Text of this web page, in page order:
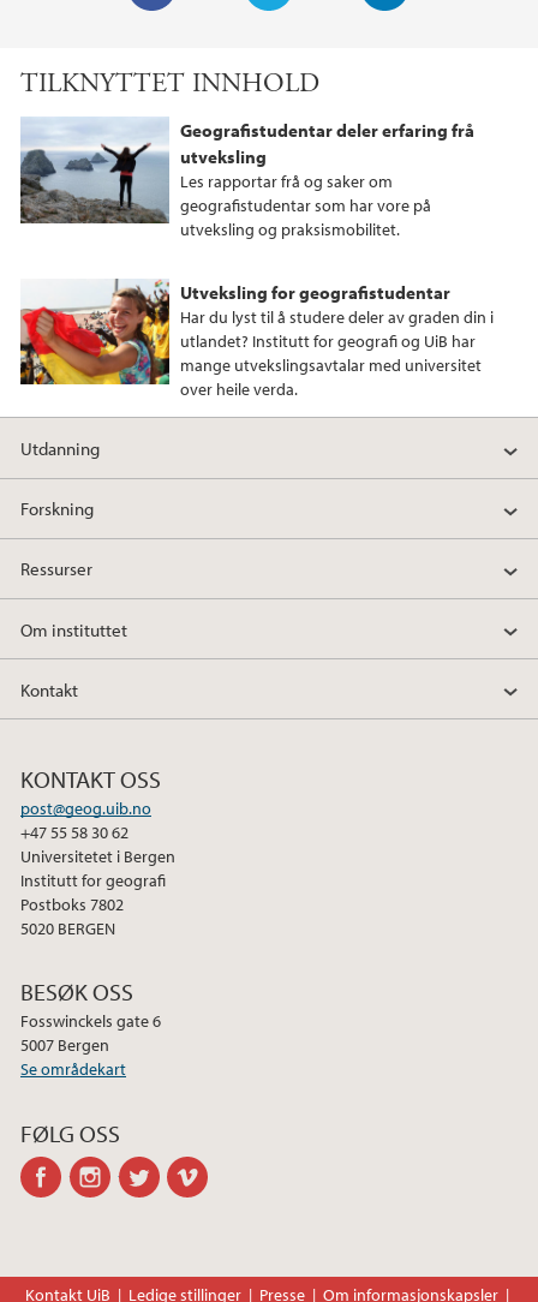
i
e
r
d
I
n
e
b
o
o
TILKNYTTET INNHOLD
Geografistudentar deler erfaring frå
utveksling
Les rapportar frå og saker om
geografistudentar som har vore på
utveksling og praksismobilitet.
Utveksling for geografistudentar
Har du lyst til å studere deler av graden din i
utlandet? Institutt for geografi og UiB har
mange utvekslingsavtalar med universitet
over heile verda.
Utdanning
Forskning
Ressurser
Om instituttet
Kontakt
KONTAKT OSS
post@geog.uib.no
+47 55 58 30 62
Universitetet i Bergen
Institutt for geografi
Postboks 7802
5020 BERGEN
BESØK OSS
Fosswinckels gate 6
5007 Bergen
Se områdekart
FØLG OSS
facebookinstagram
twitter
Kontakt UiB Ledige stillinger Presse Om informasjonskapsler